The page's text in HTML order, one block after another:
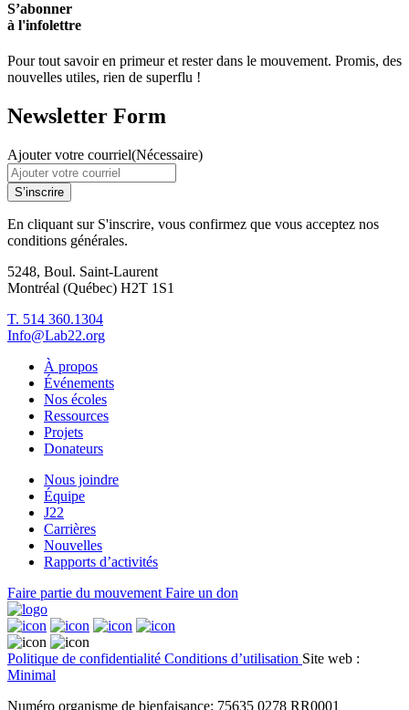
S’abonner
à l'infolettre
Pour tout savoir en primeur et rester dans le mouvement. Promis, des
nouvelles utiles, rien de superflu !
Newsletter Form
Ajouter votre courriel(Nécessaire)
S’inscrire
En cliquant sur S'inscrire, vous confirmez que vous acceptez nos
conditions générales.
5248, Boul. Saint-Laurent
Montréal (Québec) H2T 1S1
T. 514 360.1304
Info@Lab22.org
À propos
Événements
Nos écoles
Ressources
Projets
Donateurs
Nous joindre
Équipe
J22
Carrières
Nouvelles
Rapports d’activités
Faire partie du mouvement Faire un don
Politique de confidentialité Conditions d’utilisation Site web :
Minimal
Numéro organisme de bienfaisance: 75635 0278 RR0001